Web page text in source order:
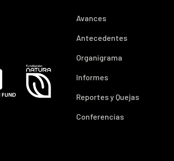
Avances
Antecedentes
Organigrama
Informes
Reportes y Quejas
Conferencias